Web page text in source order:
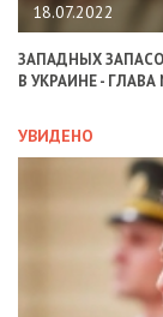
18.07.2022
ЗАПАДНЫХ
В УКРАИНЕ - ГЛАВА
УВИДЕНО